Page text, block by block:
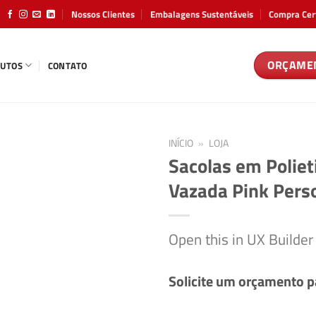
Nossos Clientes Embalagens Sustentáveis Compra
CONTATO
INÍCIO » LOJA
Sacolas em
Vazada Pink
Open this in UX
Solicite um orçamento